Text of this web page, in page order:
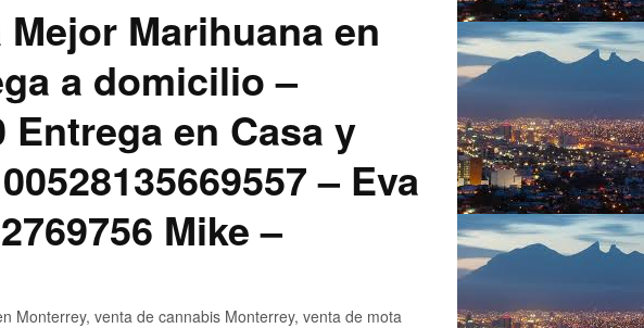
Marihuana en
a domicilio –
en Casa y
– Eva
Mike –
Monterrey, venta de cannabis Monterrey, venta de mota